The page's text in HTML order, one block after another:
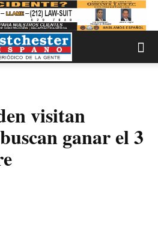
visitan
ganar el 3